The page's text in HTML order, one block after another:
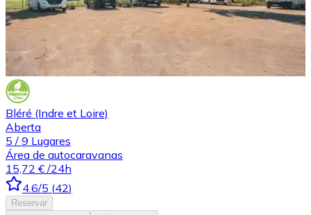
Bléré (Indre et Loire)
Aberta
5 / 9 Lugares
Área de autocaravanas
15,72 € /24h
4.6/5 (42)
Reservar